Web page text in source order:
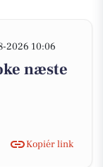
2026 10:06
næste
Kopiér link